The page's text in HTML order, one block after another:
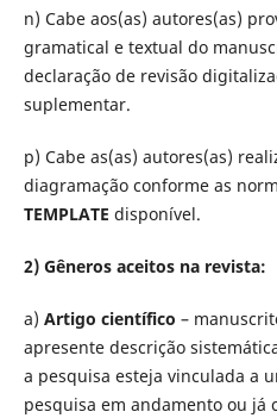
n) Cabe aos(as) autores(as)
gramatical e textual do
declaração de revisão
suplementar.
p) Cabe as(as) autores(as)
diagramação conforme as
TEMPLATE disponível.
2) Gêneros aceitos na revista:
a) Artigo científico –
apresente descrição
a pesquisa esteja vinculada a
pesquisa em andamento ou já